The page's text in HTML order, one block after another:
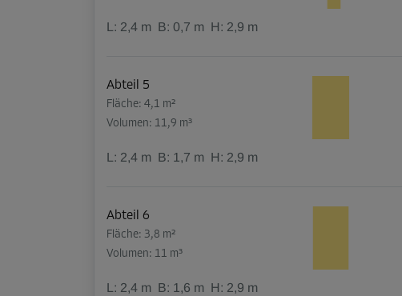
L: 2,4 m B: 0,7 m H: 2,9 m
Abteil 5
Fläche: 4,1 m²
Volumen: 11,9 m³
L: 2,4 m B: 1,7 m H: 2,9 m
Abteil 6
Fläche: 3,8 m²
Volumen: 11 m³
L: 2,4 m B: 1,6 m H: 2,9 m